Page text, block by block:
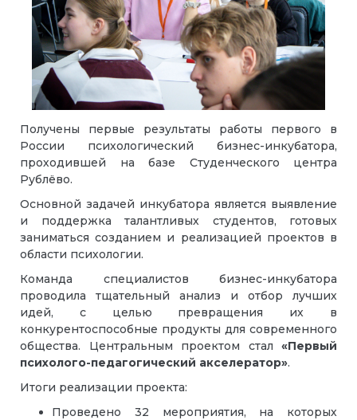
Получены первые результаты работы первого в
России психологический бизнес-инкубатора,
проходившей на базе Студенческого центра
Рублёво.
Основной задачей инкубатора является выявление
и поддержка талантливых студентов, готовых
заниматься созданием и реализацией проектов в
области психологии.
Команда специалистов бизнес-инкубатора
проводила тщательный анализ и отбор лучших
идей, с целью превращения их в
конкурентоспособные продукты для современного
общества. Центральным проектом стал «Первый
психолого-педагогический акселератор».
Итоги реализации проекта:
Проведено 32 мероприятия, на которых